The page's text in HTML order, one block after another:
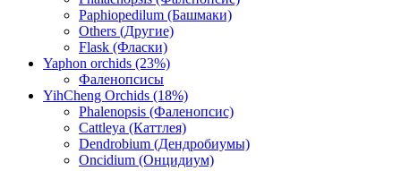
Paphiopedilum (Башмаки)
Others (Другие)
Flask (Фласки)
Yaphon orchids (23%)
Фаленопсисы
YihCheng Orchids (18%)
Phalenopsis (Фаленопсис)
Cattleya (Каттлея)
Dendrobium (Дендробиумы)
Oncidium (Онцидиум)